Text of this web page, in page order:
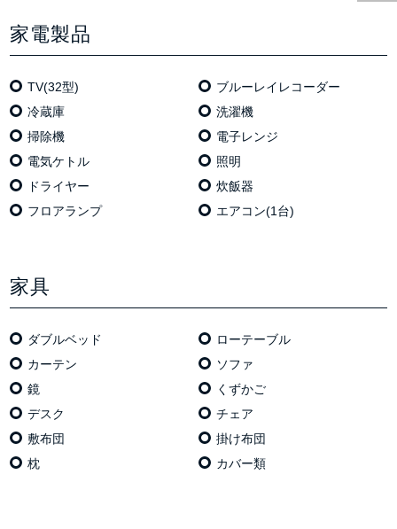
家電製品
TV(32型)
ブルーレイレコーダー
冷蔵庫
洗濯機
掃除機
電⼦レンジ
電気ケトル
照明
ドライヤー
炊飯器
フロアランプ
エアコン(1台)
家具
ダブルベッド
ローテーブル
カーテン
ソファ
鏡
くずかご
デスク
チェア
敷布団
掛け布団
枕
カバー類